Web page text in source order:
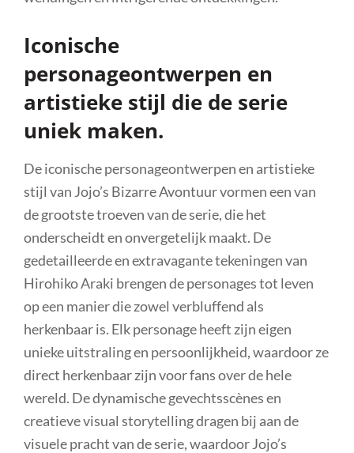
Iconische
personageontwerpen en
artistieke stijl die de serie
uniek maken.
De iconische personageontwerpen en artistieke
stijl van Jojo’s Bizarre Avontuur vormen een van
de grootste troeven van de serie, die het
onderscheidt en onvergetelijk maakt. De
gedetailleerde en extravagante tekeningen van
Hirohiko Araki brengen de personages tot leven
op een manier die zowel verbluffend als
herkenbaar is. Elk personage heeft zijn eigen
unieke uitstraling en persoonlijkheid, waardoor ze
direct herkenbaar zijn voor fans over de hele
wereld. De dynamische gevechtsscènes en
creatieve visual storytelling dragen bij aan de
visuele pracht van de serie, waardoor Jojo’s